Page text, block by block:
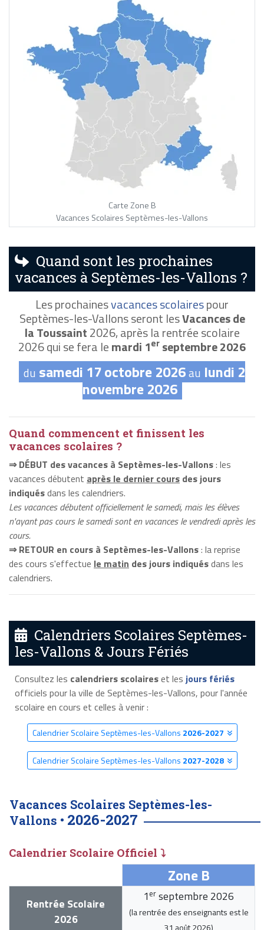
Carte Zone B
Vacances Scolaires Septèmes-les-Vallons
Quand sont les prochaines
vacances à Septèmes-les-Vallons ?
Les prochainesvacances scolairespour
Septèmes-les-Vallons seront lesVacances de
la Toussaint2026, après la rentrée scolaire
2026 qui se fera lemardi 1er septembre 2026
du samedi 17 octobre 2026au lundi 2
novembre 2026
Quand commencent et finissent les
vacances scolaires ?
⇒ DÉBUT des vacances à Septèmes-les-Vallons: les
vacances débutent après le dernier cours des jours
indiquésdans les calendriers.
Les vacances débutent officiellement le samedi, mais les élèves
n'ayant pas cours le samedi sont en vacances le vendredi après les
cours.
⇒ RETOUR en cours à Septèmes-les-Vallons: la reprise
des cours s'effectue le matin des jours indiquésdans les
calendriers.
Calendriers Scolaires Septèmes-
les-Vallons & Jours Fériés
Consultez les calendriers scolaireset les jours fériés
officiels pour la ville de Septèmes-les-Vallons, pour l'année
scolaire en cours et celles à venir :
Calendrier Scolaire Septèmes-les-Vallons 2026-2027
Calendrier Scolaire Septèmes-les-Vallons 2027-2028
Vacances Scolaires Septèmes-les-
Vallons • 2026-2027
Calendrier Scolaire Officiel ⤵
Zone B
Rentrée Scolaire
2026
1 er septembre 2026
(la rentrée des enseignants est le
31 août 2026)